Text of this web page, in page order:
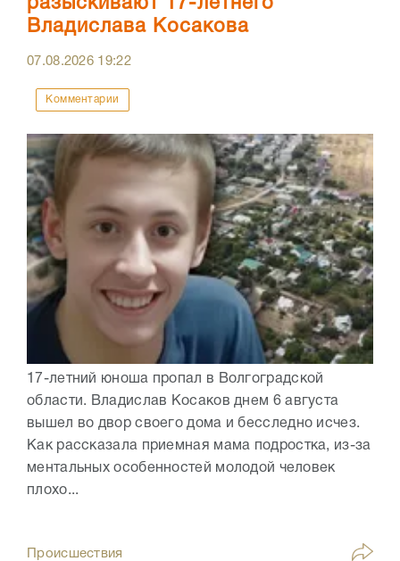
Владислава Косакова
07.08.2026 19:22
Комментарии
17-летний юноша пропал в Волгоградской
области. Владислав Косаков днем 6 августа
вышел во двор своего дома и бесследно исчез.
Как рассказала приемная мама подростка, из-за
ментальных особенностей молодой человек
плохо...
Происшествия